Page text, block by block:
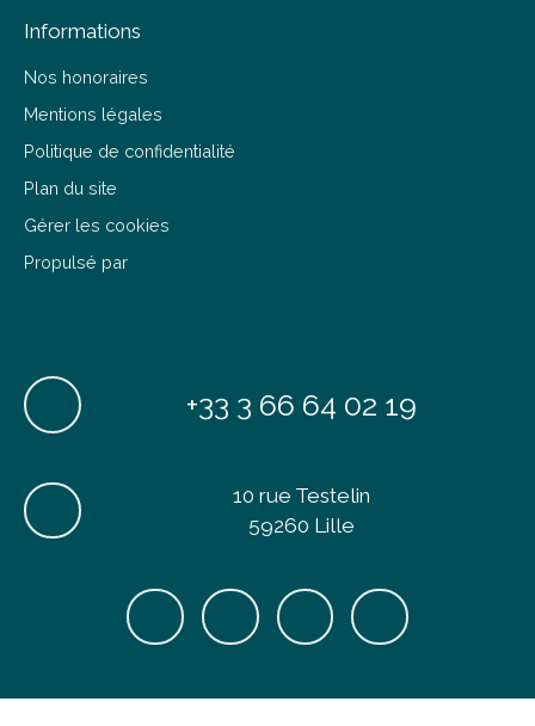
Informations
Nos honoraires
Mentions légales
Politique de confidentialité
Plan du site
Gérer les cookies
Propulsé par
+33 3 66 64 02 19
10 rue Testelin
59260 Lille